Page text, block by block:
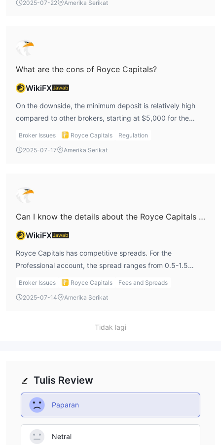
2025-07-22
Amerika Serikat
What are the cons of Royce Capitals?
WikiFXJawab
On the downside, the minimum deposit is relatively high
compared to other brokers, starting at $5,000 for the
Professional account. While they are regulated by LFSA,
investor protection. Plus, there's no 24/7 customer
Broker Issues Royce Capitals
Regulation
2025-07-17
Amerika Serikat
Can I know the details about the Royce Capitals fees?
WikiFXJawab
Royce Capitals has competitive spreads. For the
Professional account, the spread ranges from 0.5-1.5
pips. The Signature account has spreads from 0.1-1 pips,
pips. Commissions are charged only for the Raw Spread
Broker Issues Royce Capitals
Fees and Spreads
2025-07-14
Amerika Serikat
Tidak lagi
Tulis Review
Paparan
Netral